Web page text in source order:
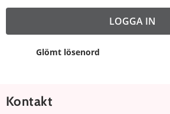
Glömt lösenord
Kontakt